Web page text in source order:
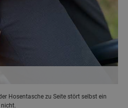
Hosentasche zu Seite stört selbst ein